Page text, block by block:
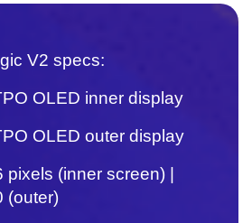
V2 specs:
OLED inner display
OLED outer display
(inner screen) |
(outer)